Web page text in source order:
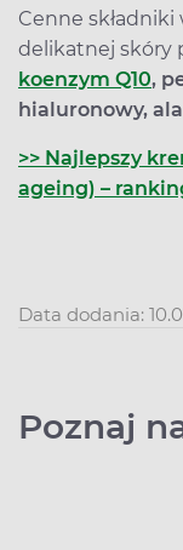
Cenne
delikatnej skóry
koenzym Q10,
hialuronowy,
>> Najlepszy
ageing) –
Data dodania:
Poznaj